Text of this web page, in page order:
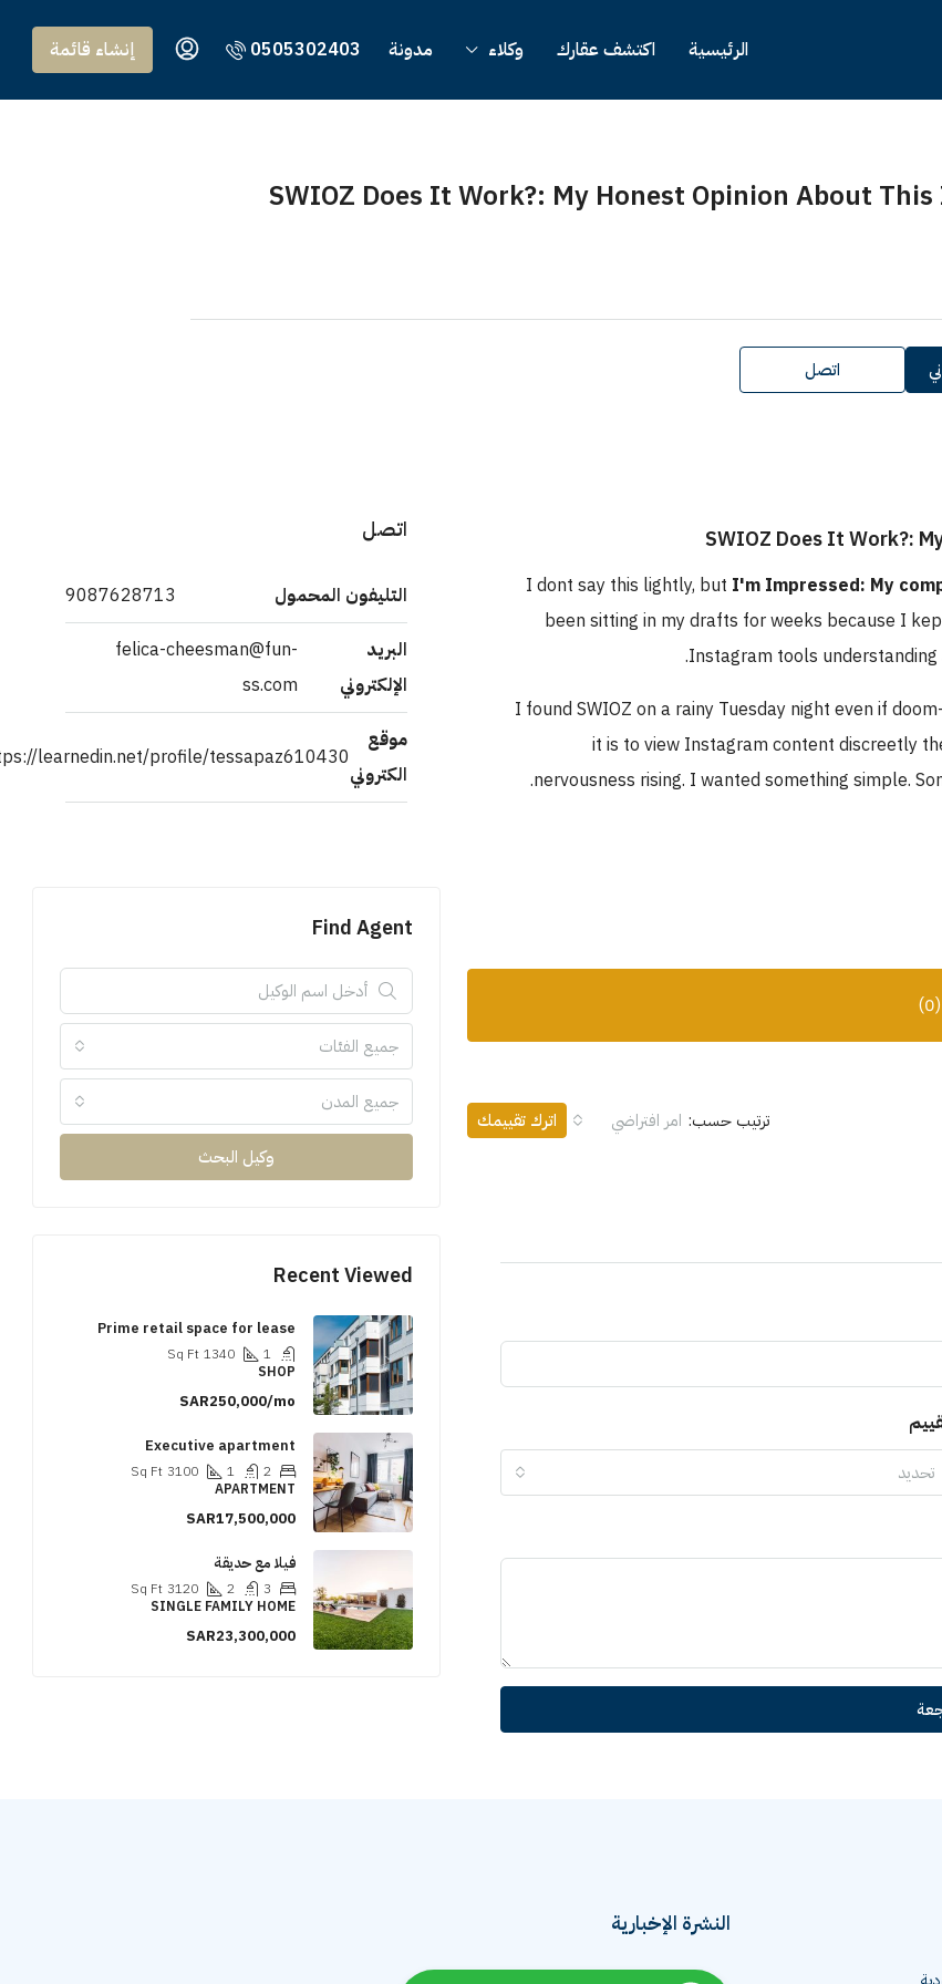
الرئيسية اكتشف عقارك وكلاء مدونة 0505302403 إنشاء قائمة
SWIOZ Does It Work?: My Honest Opinion About
اتصل
I dont say this lightly, but I'm Impressed: My
been sitting in my drafts for weeks because I
Instagram tools understanding
I found SWIOZ on a rainy Tuesday night even if
it is to view Instagram content discreetly
nervousness rising. I wanted something simple.
ترتيب حسب: امر افتراضي اترك تقييمك
تحديد
اتصل
التليفون المحمول 9087628713
البريد
الإلكتروني
felica-cheesman@fun-
ss.com
موقع
الكتروني
learnedin.net/profile/tessapaz610430
Find Agent
جميع الفئات
جميع المدن
وكيل البحث
Recent Viewed
Prime retail space for lease
1
1340
Sq Ft
SHOP
SAR250,000/mo
Executive apartment
2
1
3100
Sq Ft
APARTMENT
SAR17,500,000
فيلا مع حديقة
3
2
3120
Sq Ft
SINGLE FAMILY HOME
SAR23,300,000
النشرة الإخبارية